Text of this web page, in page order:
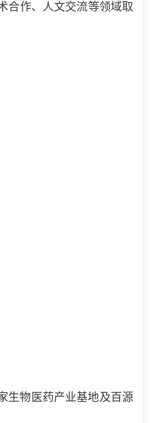
合作、人文交流等领域取
生物医药产业基地及百源